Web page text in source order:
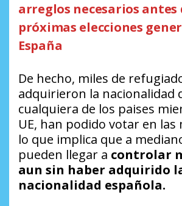
arreglos necesarios antes
próximas elecciones
España
De hecho, miles de
adquirieron la nacionalidad
cualquiera de los paises
UE, han podido votar en las
lo que implica que a
pueden llegar a controlar
aun sin haber adquirido
nacionalidad española.